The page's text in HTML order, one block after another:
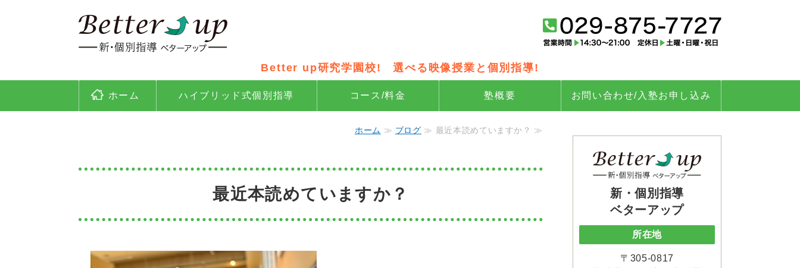
映像授業×個別指導の新・個別指導 Better up（ベターアップ）｜茨城県
Better up研究学園校! 選べる映像授業と個別指導!
ホーム ハイブリッド式個別指導 コース/料金 塾概要 お問い合わせ/入塾お申し込み
ホーム ≫ ブログ ≫ 最近本読めていますか？ ≫
最近本読めていますか？
新・個別指導
ベターアップ
所在地
〒305-0817